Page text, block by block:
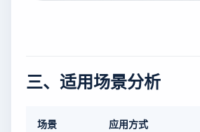
三、适用场景分析
场景 应用方式